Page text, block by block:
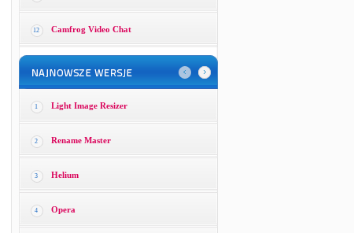
12 Camfrog Video Chat
1 Light Image Resizer
2 Rename Master
3 Helium
4 Opera